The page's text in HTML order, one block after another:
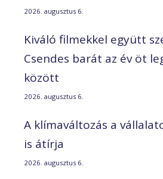
2026. augusztus 6.
Kiváló filmekkel együtt
Csendes barát az év öt
között
2026. augusztus 6.
A klímaváltozás a
is átírja
2026. augusztus 6.